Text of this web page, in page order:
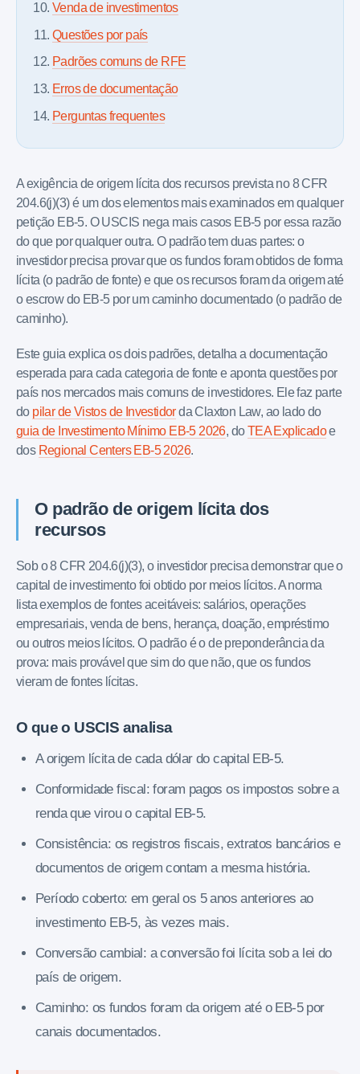
Venda de investimentos
Questões por país
Padrões comuns de RFE
Erros de documentação
Perguntas frequentes
A exigência de origem lícita dos recursos prevista no 8 CFR
204.6(j)(3) é um dos elementos mais examinados em qualquer
petição EB-5. O USCIS nega mais casos EB-5 por essa razão
do que por qualquer outra. O padrão tem duas partes: o
investidor precisa provar que os fundos foram obtidos de forma
lícita (o padrão de fonte) e que os recursos foram da origem até
o escrow do EB-5 por um caminho documentado (o padrão de
caminho).
Este guia explica os dois padrões, detalha a documentação
esperada para cada categoria de fonte e aponta questões por
país nos mercados mais comuns de investidores. Ele faz parte
do pilar de Vistos de Investidorda Claxton Law, ao lado do
guia de Investimento Mínimo EB-5 2026, doTEA Explicadoe
dos Regional Centers EB-5 2026.
O padrão de origem lícita dos
recursos
Sob o 8 CFR 204.6(j)(3), o investidor precisa demonstrar que o
capital de investimento foi obtido por meios lícitos. A norma
lista exemplos de fontes aceitáveis: salários, operações
empresariais, venda de bens, herança, doação, empréstimo
ou outros meios lícitos. O padrão é o de preponderância da
prova: mais provável que sim do que não, que os fundos
vieram de fontes lícitas.
O que o USCIS analisa
A origem lícita de cada dólar do capital EB-5.
Conformidade fiscal: foram pagos os impostos sobre a
renda que virou o capital EB-5.
Consistência: os registros fiscais, extratos bancários e
documentos de origem contam a mesma história.
Período coberto: em geral os 5 anos anteriores ao
investimento EB-5, às vezes mais.
Conversão cambial: a conversão foi lícita sob a lei do
país de origem.
Caminho: os fundos foram da origem até o EB-5 por
canais documentados.